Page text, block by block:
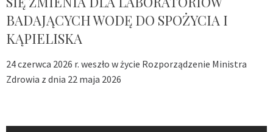
BADAJĄCYCH WODĘ DO SPOŻYCIA I
KĄPIELISKA
24 czerwca 2026 r. weszło w życie Rozporządzenie Ministra
Zdrowia z dnia 22 maja 2026